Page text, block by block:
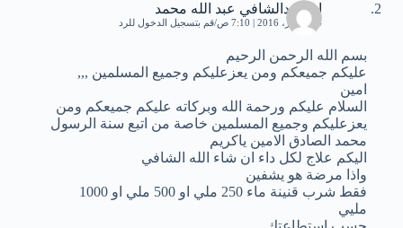
ابو عبدالشافي عبد الله محمد
24 فبراير، 2016 | 7:10 ص قم بتسجيل الدخول للرد
بسم الله الرحمن الرحيم
عليكم جميعكم ومن يعزعليكم وجميع المسلمين ,,,
امين
السلام عليكم ورحمة الله وبركاته عليكم جميعكم ومن
يعزعليكم وجميع المسلمين خاصة من اتبع سنة الرسول
محمد الصادق الامين ياكريم
اليكم علاج لكل داء ان شاء الله الشافي
واذا مرضة هو يشفين
فقط شرب قنينة ماء 250 ملي او 500 ملي او 1000
مليي